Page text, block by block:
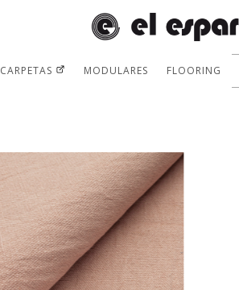
CARPETAS MODULARES FLOORING